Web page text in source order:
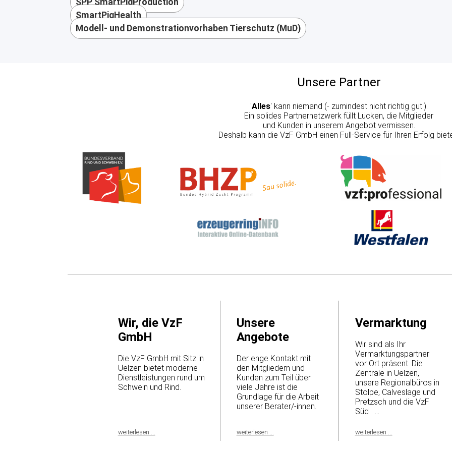
ITW Initiative Tierwohl
SPP SmartPigProduction
SmartPigHealth
Modell- und Demonstrationvorhaben Tierschutz (MuD)
Unsere Partner
'Alles' kann niemand (- zumindest nicht richtig gut.).
Ein solides Partnernetzwerk füllt Lücken, die Mitglieder
und Kunden in unserem Angebot vermissen.
Deshalb kann die VzF GmbH einen Full-Service für Ihren Erfolg
Wir, die VzF
GmbH
Die VzF GmbH mit Sitz in
Uelzen bietet moderne
Dienstleistungen rund um
Schwein und Rind.
weiterlesen ...
Unsere
Angebote
Der enge Kontakt mit
den Mitgliedern und
Kunden zum Teil über
viele Jahre ist die
Grundlage für die Arbeit
unserer Berater/-innen.
weiterlesen ...
Vermarktung
Wir sind als Ihr
Vermarktungspartner
vor Ort präsent. Die
Zentrale in Uelzen,
unsere Regionalbüros in
Stolpe, Calveslage und
Pretzsch und die VzF
Süd ...
weiterlesen ...